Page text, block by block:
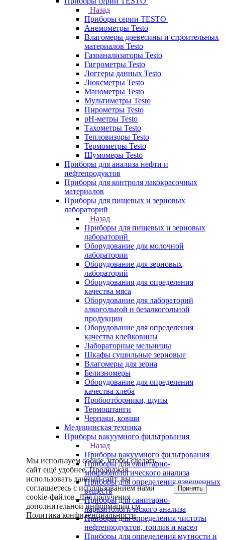
Назад
Приборы серии TESTO
Анемометры Testo
Влагомеры древесины и строительных
материалов Testo
Газоанализаторы Testo
Гигрометры Testo
Логгеры данных Testo
Люксметры Testo
Манометры Testo
Мультиметры Testo
Пирометры Testo
pH-метры Testo
Тахометры Testo
Тепловизоры Testo
Термометры Testo
Шумомеры Testo
Приборы для анализа нефти и
нефтепродуктов
Приборы для контроля лакокрасочных
материалов
Приборы для пищевых и зерновых
лабораторий
Назад
Приборы для пищевых и зерновых
лабораторий
Оборудование для молочной
лаборатории
Оборудование для зерновых
лабораторий
Оборудования для определения
качества мяса
Оборудование для лабораторий
алкогольной и безалкогольной
продукции
Оборудование для определения
качества клейковины
Лабораторные мельницы
Шкафы сушильные зерновые
Влагомеры для зерна
Белизномеры
Оборудование для определения
качества хлеба
Пробоотборники, щупы
Термоштанги
Черпаки, ковши
Медицинская техника
Приборы вакуумного фильтрования
Назад
Приборы вакуумного фильтрования
Приборы для санитарно-
микробиологического анализа
Приборы для определения взвешенных
веществ
Приборы для санитарно-
паразитологического анализа
Приборы для определения чистоты
нефтепродуктов, топлив и масел
Приборы для определения мутности и
Мы используем cookie, чтобы сделать
сайт ещё удобнее. Продолжая
использовать данный сайт, вы
соглашаетесь с использованием нами
cookie-файлов. Для получения
дополнительной информации см.
Политика конфиденциальности.
Принять